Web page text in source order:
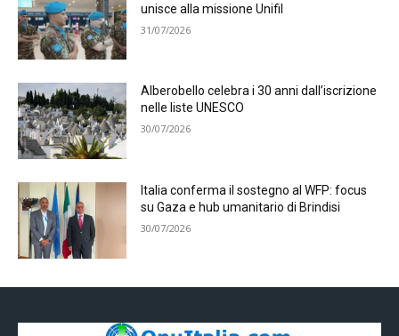
unisce alla missione Unifil
31/07/2026
Alberobello celebra i 30 anni dall’iscrizione
nelle liste UNESCO
30/07/2026
Italia conferma il sostegno al WFP: focus
su Gaza e hub umanitario di Brindisi
30/07/2026